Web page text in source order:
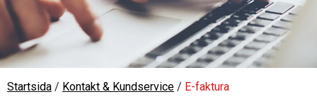
Startsida / Kontakt & Kundservice / E-faktura